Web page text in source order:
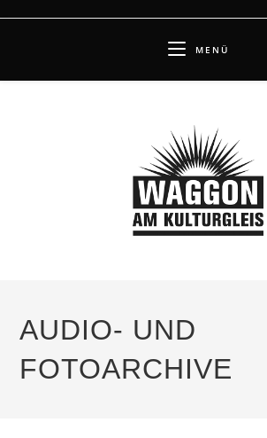
MENÜ
AUDIO- UND
FOTOARCHIVE